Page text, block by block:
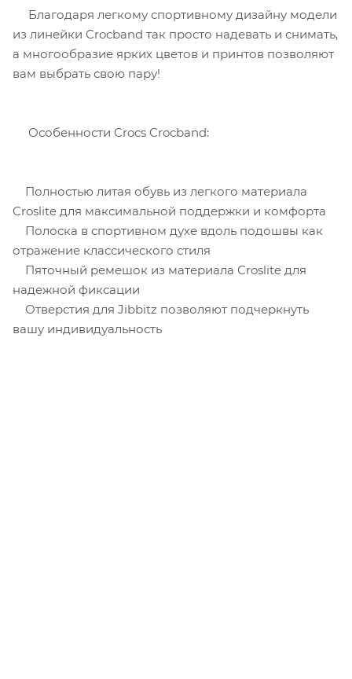
Благодаря легкому спортивному дизайну модели
из линейки Crocband так просто надевать и снимать,
а многообразие ярких цветов и принтов позволяют
вам выбрать свою пару!
Особенности Crocs Crocband:
Полностью литая обувь из легкого материала
Croslite для максимальной поддержки и комфорта
Полоска в спортивном духе вдоль подошвы как
отражение классического стиля
Пяточный ремешок из материала Croslite для
надежной фиксации
Отверстия для Jibbitz позволяют подчеркнуть
вашу индивидуальность